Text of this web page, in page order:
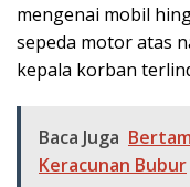
mengenai mobil
sepeda motor atas
kepala korban
Baca Juga
Keracunan Bubur